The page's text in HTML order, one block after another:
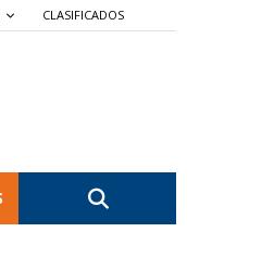
CLASIFICADOS